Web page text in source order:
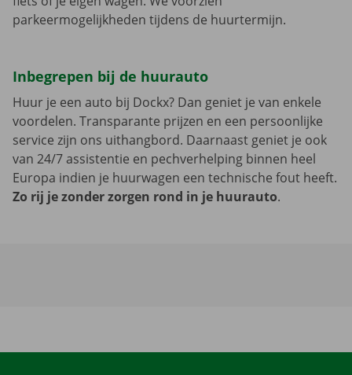
parkeermogelijkheden tijdens de huurtermijn.
Inbegrepen bij de huurauto
Huur je een auto bij Dockx? Dan geniet je van enkele
voordelen. Transparante prijzen en een persoonlijke
service zijn ons uithangbord. Daarnaast geniet je ook
van 24/7 assistentie en pechverhelping binnen heel
Europa indien je huurwagen een technische fout heeft.
Zo rij je zonder zorgen rond in je huurauto.